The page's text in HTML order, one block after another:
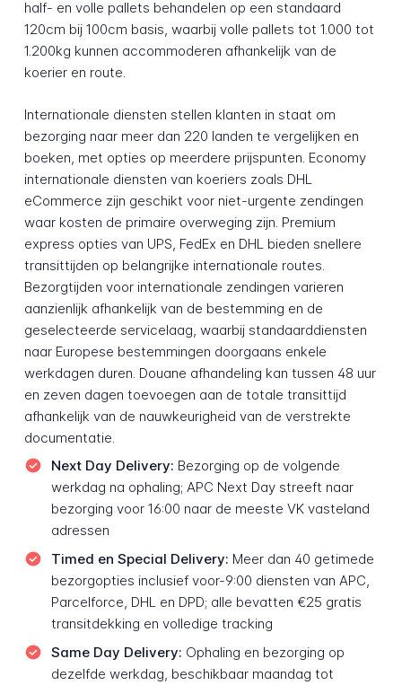
half- en volle pallets behandelen op een standaard
120cm bij 100cm basis, waarbij volle pallets tot 1.000 tot
1.200kg kunnen accommoderen afhankelijk van de
koerier en route.
Internationale diensten stellen klanten in staat om
bezorging naar meer dan 220 landen te vergelijken en
boeken, met opties op meerdere prijspunten. Economy
internationale diensten van koeriers zoals DHL
eCommerce zijn geschikt voor niet-urgente zendingen
waar kosten de primaire overweging zijn. Premium
express opties van UPS, FedEx en DHL bieden snellere
transittijden op belangrijke internationale routes.
Bezorgtijden voor internationale zendingen varieren
aanzienlijk afhankelijk van de bestemming en de
geselecteerde servicelaag, waarbij standaarddiensten
naar Europese bestemmingen doorgaans enkele
werkdagen duren. Douane afhandeling kan tussen 48 uur
en zeven dagen toevoegen aan de totale transittijd
afhankelijk van de nauwkeurigheid van de verstrekte
documentatie.
Next Day Delivery: Bezorging op de volgende
werkdag na ophaling; APC Next Day streeft naar
bezorging voor 16:00 naar de meeste VK vasteland
adressen
Timed en Special Delivery: Meer dan 40 getimede
bezorgopties inclusief voor-9:00 diensten van APC,
Parcelforce, DHL en DPD; alle bevatten €25 gratis
transitdekking en volledige tracking
Same Day Delivery: Ophaling en bezorging op
dezelfde werkdag, beschikbaar maandag tot